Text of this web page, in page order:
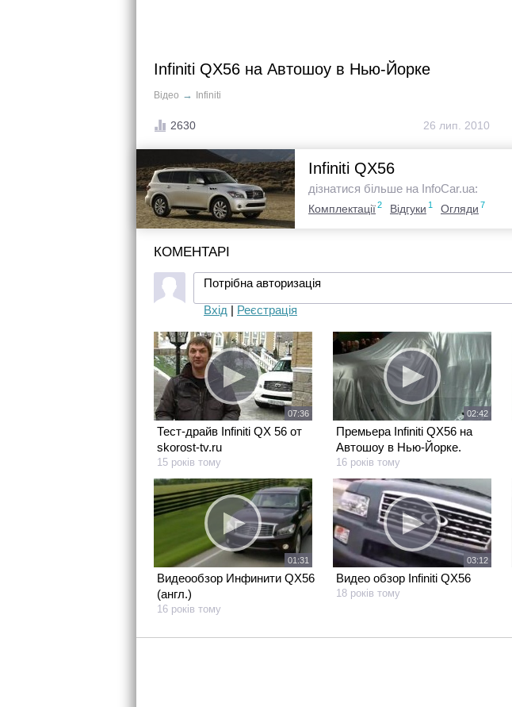
Infiniti QX56 на Автошоу в Нью-Йорке
Відео → Infiniti
2630 26 лип. 2010
Infiniti QX56
дізнатися більше на InfoCar.ua:
Комплектації2 Відгуки 1 Огляди 7
КОМЕНТАРІ
Потрібна авторизація
Вхід | Реєстрація
07:36
Тест-драйв Infiniti QX 56 от
skorost-tv.ru
15 років тому
02:42
Премьера Infiniti QX56 на
Автошоу в Нью-Йорке.
16 років тому
01:31
Видеообзор Инфинити QX56
(англ.)
16 років тому
03:12
Видео обзор Infiniti QX56
18 років тому